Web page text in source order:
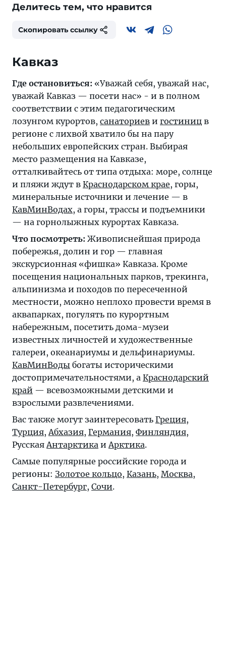
Делитесь тем, что нравится
Скопировать ссылку
Где остановиться: «Уважай себя, уважай нас,
уважай Кавказ — посети нас» - и в полном
соответствии с этим педагогическим
лозунгом курортов, санаториев и гостиниц в
регионе с лихвой хватило бы на пару
небольших европейских стран. Выбирая
место размещения на Кавказе,
отталкивайтесь от типа отдыха: море, солнце
и пляжи ждут в Краснодарском крае, горы,
минеральные источники и лечение — в
КавМинВодах, а горы, трассы и подъемники
— на горнолыжных курортах Кавказа.
Что посмотреть: Живописнейшая природа
побережья, долин и гор — главная
экскурсионная «фишка» Кавказа. Кроме
посещения национальных парков, трекинга,
альпинизма и походов по пересеченной
местности, можно неплохо провести время в
аквапарках, погулять по курортным
набережным, посетить дома-музеи
известных личностей и художественные
галереи, океанариумы и дельфинариумы.
КавМинВоды богаты историческими
достопримечательностями, а Краснодарский
край — всевозможными детскими и
взрослыми развлечениями.
Вас также могут заинтересовать Греция,
Турция, Абхазия, Германия, Финляндия,
Русская Антарктика и Арктика.
Самые популярные российские города и
регионы: Золотое кольцо, Казань, Москва,
Санкт-Петербург, Сочи.